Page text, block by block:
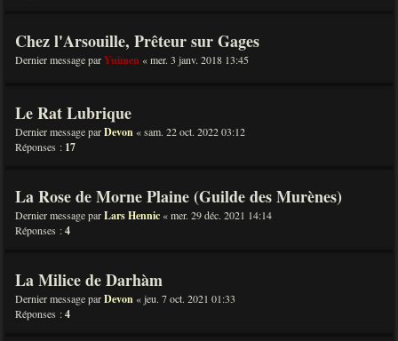
Chez l'Arsouille, Prêteur sur Gages
Dernier message parYuimen «mer. 3 janv. 2018 13:45
Le Rat Lubrique
Dernier message parDevon «sam. 22 oct. 2022 03:12
Réponses : 17
La Rose de Morne Plaine (Guilde des Murènes)
Dernier message parLars Hennic «mer. 29 déc. 2021 14:14
Réponses :4
La Milice de Darhàm
Dernier message parDevon «jeu. 7 oct. 2021 01:33
Réponses :4